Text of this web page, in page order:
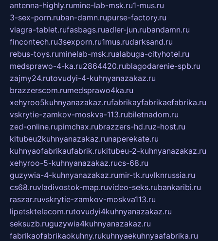
antenna-highly.rumine-lab-msk.ru1-mus.ru
3-sex-porn.ruban-damn.rupurse-factory.ru
viagra-tablet.rufasbags.ruadler-jun.rubandamn.ru
fincontech.ru3sexporn.ru1mus.rudarksand.ru
rebus-toys.ruminelab-msk.rualabuga-cityhotel.ru
medsprawo-4-ka.ru2864420.rublagodarenie-spb.ru
zajmy24.rutovudyi-4-kuhnyanazakaz.ru
brazzerscom.rumedsprawo4ka.ru
xehyroo5kuhnyanazakaz.rufabrikayfabrikaefabrika.ru
vskrytie-zamkov-moskva-113.rubiletnadom.ru
zed-online.rupimchax.rubrazzers-hd.ruz-host.ru
kitubeu2kuhnyanazakaz.runaperekate.ru
kuhnyaofabrikaufabrik.rukitubeu-2-kuhnyanazakaz.ru
xehyroo-5-kuhnyanazakaz.rucs-68.ru
guzywia-4-kuhnyanazakaz.rumir-tk.ruvlknrussia.ru
cs68.ruvladivostok-map.ruvideo-seks.rubankaribi.ru
raszar.ruvskrytie-zamkov-moskva113.ru
lipetsktelecom.rutovudyi4kuhnyanazakaz.ru
seksuzb.ruguzywia4kuhnyanazakaz.ru
fabrikaofabrikaokuhny.rukuhnyaekuhnyaafabrika.ru